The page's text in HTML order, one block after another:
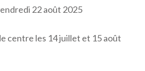
22 août 2025
centre les 14 juillet et 15 août